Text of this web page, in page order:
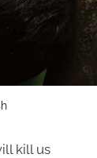
kill us